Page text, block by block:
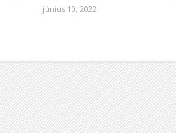
június 10, 2022